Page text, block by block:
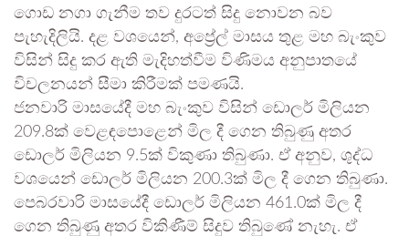
ගොඩ නගා ගැනීම තව දුරටත් සිදු නොවන බව
පැහැදිලියි. දළ වශයෙන්, අප්‍රේල් මාසය තුළ මහ බැංකුව
විසින් සිදු කර ඇති මැදිහත්වීම විණිමය අනුපාතයේ
විචලනයන් සීමා කිරීමක් පමණයි.
ජනවාරි මාසයේදී මහ බැංකුව විසින් ඩොලර් මිලියන
209.8ක් වෙළඳපොළෙන් මිල දී ගෙන තිබුණු අතර
ඩොලර් මිලියන 9.5ක් විකුණා තිබුණා. ඒ අනුව, ශුද්ධ
වශයෙන් ඩොලර් මිලියන 200.3ක් මිල දී ගෙන තිබුණා.
පෙබරවාරි මාසයේදී ඩොලර් මිලියන 461.0ක් මිල දී
ගෙන තිබුණු අතර විකිණීම් සිදුව තිබුණේ නැහැ. ඒ